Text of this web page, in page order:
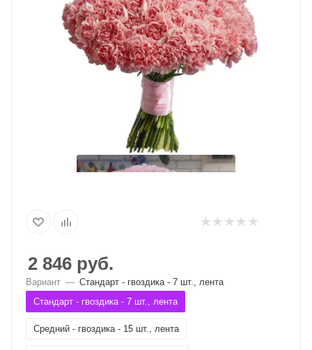
2 846 руб.
Вариант — Стандарт - гвоздика - 7 шт., лента
Стандарт - гвоздика - 7 шт., лента
Средний - гвоздика - 15 шт., лента